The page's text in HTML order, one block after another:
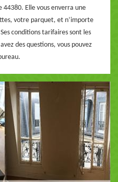
44380. Elle vous enverra une
votre parquet, et n’importe
conditions tarifaires sont les
des questions, vous pouvez